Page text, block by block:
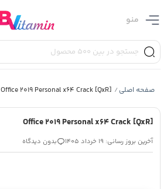
منو
صفحه اصلی /
Office 2019 Personal x64 Crack [QxR]
Office 2019 Personal x64 Crack [QxR]
آخرین بروز رسانی: 19 خرداد 1405 بدون دیدگاه